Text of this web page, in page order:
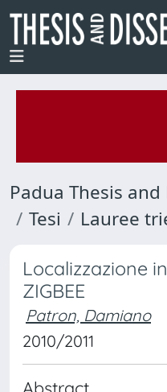
Padua Thesis
Tesi
Lauree
Localizzazione
ZIGBEE
Patron, Damiano
2010/2011
Abstract